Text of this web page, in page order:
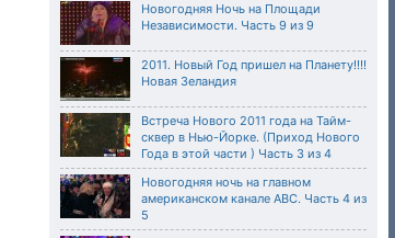
Новогодняя Ночь на Площади
Независимости. Часть 9 из 9
2011. Новый Год пришел на Планету!!!!
Новая Зеландия
Встреча Нового 2011 года на Тайм-
сквер в Нью-Йорке. (Приход Нового
Года в этой части ) Часть 3 из 4
Новогодняя ночь на главном
американском канале ABC. Часть 4 из
5